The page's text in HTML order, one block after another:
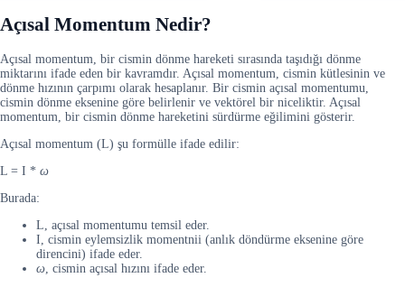
Açısal Momentum Nedir?
Açısal momentum, bir cismin dönme hareketi sırasında taşıdığı dönme
miktarını ifade eden bir kavramdır. Açısal momentum, cismin kütlesinin ve
dönme hızının çarpımı olarak hesaplanır. Bir cismin açısal momentumu,
cismin dönme eksenine göre belirlenir ve vektörel bir niceliktir. Açısal
momentum, bir cismin dönme hareketini sürdürme eğilimini gösterir.
Açısal momentum (L) şu formülle ifade edilir:
L = I * ω
Burada:
L, açısal momentumu temsil eder.
I, cismin eylemsizlik momentnii (anlık döndürme eksenine göre
direncini) ifade eder.
ω , cismin açısal hızını ifade eder.